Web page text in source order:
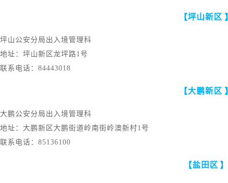
【坪山新区
坪山公安分局出入境管理科
地址：坪山新区龙坪路1号
联系电话： 84443018
【大鹏新区
大鹏公安分局出入境管理科
地址：大鹏新区大鹏街道岭南街岭澳新村1号
联系电话： 85136100
【盐田区